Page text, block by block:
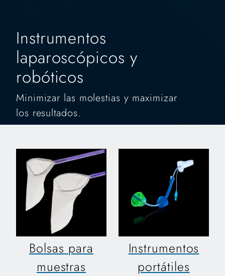
Instrumentos
laparoscópicos y
robóticos
Minimizar las molestias y maximizar
los resultados.
Bolsas para
muestras
Instrumentos
portátiles